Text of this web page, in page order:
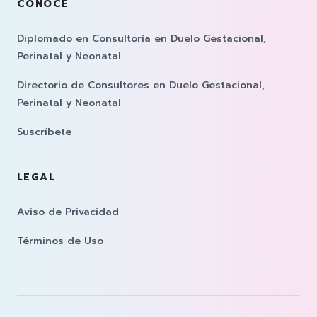
CONOCE
Diplomado en Consultoría en Duelo Gestacional,
Perinatal y Neonatal
Directorio de Consultores en Duelo Gestacional,
Perinatal y Neonatal
Suscríbete
LEGAL
Aviso de Privacidad
Términos de Uso